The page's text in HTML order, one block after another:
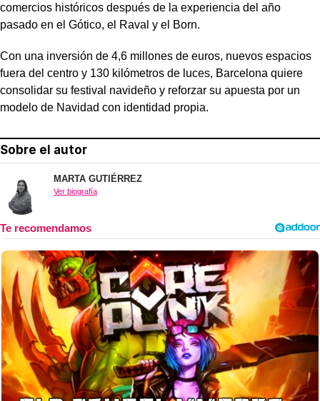
comercios históricos después de la experiencia del año
pasado en el Gótico, el Raval y el Born.
Con una inversión de 4,6 millones de euros, nuevos espacios
fuera del centro y 130 kilómetros de luces, Barcelona quiere
consolidar su festival navideño y reforzar su apuesta por un
modelo de Navidad con identidad propia.
Sobre el autor
MARTA GUTIÉRREZ
Ver biografía